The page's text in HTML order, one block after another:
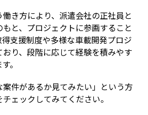
き方により、派遣会社の正社員と
と、プロジェクトに参画すること
支援制度や多様な車載開発プロジ
り、段階に応じて経験を積みやす
。
案件があるか見てみたい」という方
ェックしてみてください。